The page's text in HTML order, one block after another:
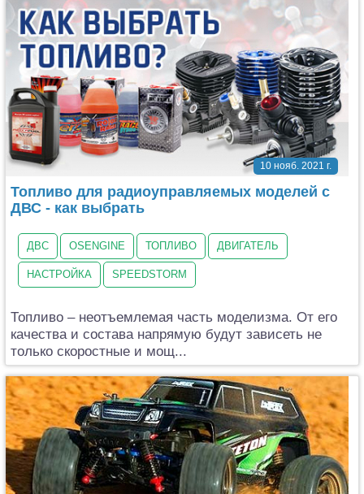
10 нояб. 2021 г.
Топливо для радиоуправляемых моделей с
ДВС - как выбрать
ДВС OSENGINE ТОПЛИВО ДВИГАТЕЛЬ
НАСТРОЙКА SPEEDSTORM
Топливо – неотъемлемая часть моделизма. От его
качества и состава напрямую будут зависеть не
только скоростные и мощ...